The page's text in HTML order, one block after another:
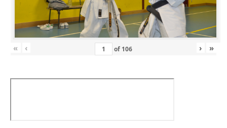
« ‹ of 106 › »